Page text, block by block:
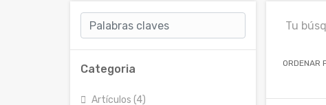
Categoria
Artículos (4)
Tu
ORDENAR